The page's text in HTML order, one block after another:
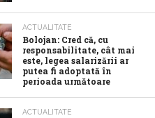
ACTUALITATE
Bolojan: Cred că, cu
responsabilitate, cât mai
este, legea salarizării ar
putea fi adoptată în
perioada următoare
ACTUALITATE